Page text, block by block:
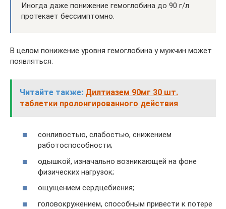
Иногда даже понижение гемоглобина до 90 г/л
протекает бессимптомно.
В целом понижение уровня гемоглобина у мужчин может
появляться:
Читайте также: Дилтиазем 90мг 30 шт.
таблетки пролонгированного действия
сонливостью, слабостью, снижением
работоспособности;
одышкой, изначально возникающей на фоне
физических нагрузок;
ощущением сердцебиения;
головокружением, способным привести к потере